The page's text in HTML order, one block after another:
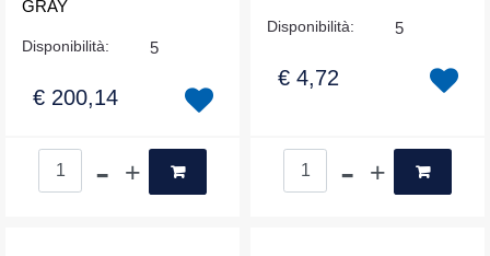
GRAY
Disponibilità: 5
€ 200,14
Disponibilità: 5
€ 4,72